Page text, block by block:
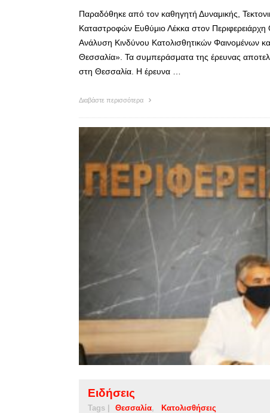
Παραδόθηκε από τον καθηγητή Δυναμικής,
Καταστροφών Ευθύμιο Λέκκα στον
Ανάλυση Κινδύνου Κατολισθητικών Φαινομένων
Θεσσαλία». Τα συμπεράσματα της έρευνας
στη Θεσσαλία. Η έρευνα …
Διαβάστε περισσότερα
Ειδήσεις
Tags | Θεσσαλία Κατολισθήσεις